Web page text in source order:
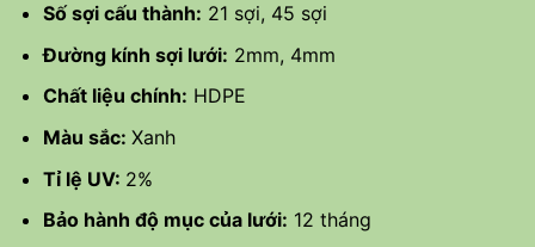
Số sợi cấu thành: 21 sợi, 45 sợi
Đường kính sợi lưới: 2mm, 4mm
Chất liệu chính: HDPE
Màu sắc: Xanh
Tỉ lệ UV: 2%
Bảo hành độ mục của lưới: 12 tháng